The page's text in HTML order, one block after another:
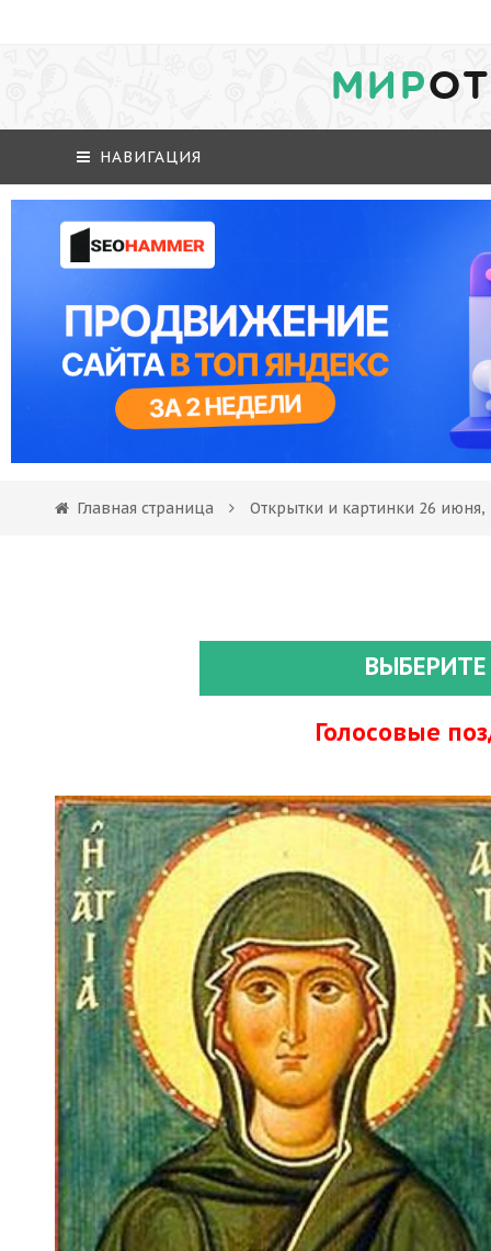
МИР
НАВИГАЦИЯ
Главная страница Открытки и картинки 26
Голосовые